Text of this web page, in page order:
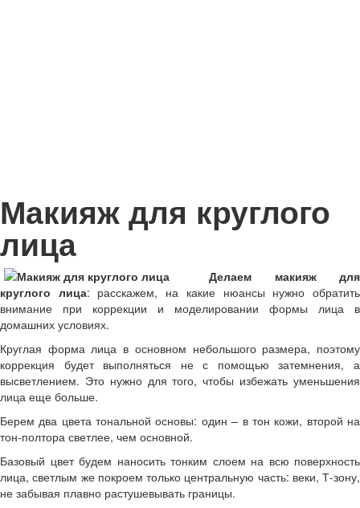
Макияж для круглого
лица
Делаем макияж для
круглого лица: расскажем, на какие нюансы нужно обратить
внимание при коррекции и моделировании формы лица в
домашних условиях.
Круглая форма лица в основном небольшого размера, поэтому
коррекция будет выполняться не с помощью затемнения, а
высветлением. Это нужно для того, чтобы избежать уменьшения
лица еще больше.
Берем два цвета тональной основы: один – в тон кожи, второй на
тон-полтора светлее, чем основной.
Базовый цвет будем наносить тонким слоем на всю поверхность
лица, светлым же покроем только центральную часть: веки, Т-зону,
не забывая плавно растушевывать границы.